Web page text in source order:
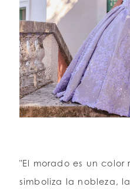
"El morado es un
simboliza la nobleza,